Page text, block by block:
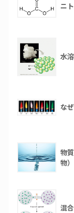
ニ
水
な
物
物
混